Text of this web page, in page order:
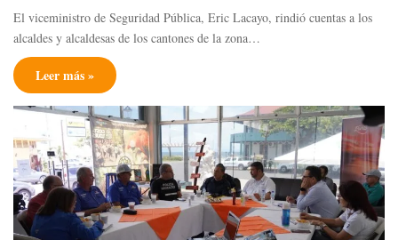
El viceministro de Seguridad Pública, Eric Lacayo, rindió cuentas a los
alcaldes y alcaldesas de los cantones de la zona…
Leer más »